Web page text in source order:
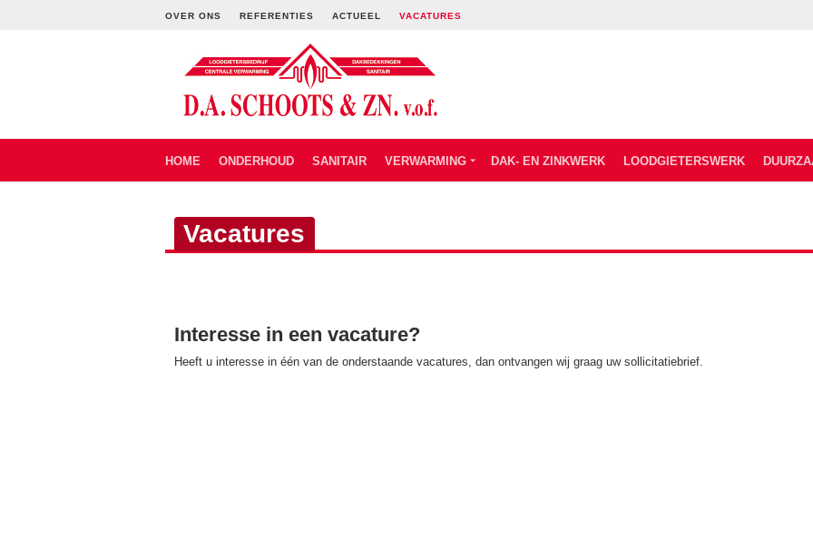
OVER ONS REFERENTIES ACTUEEL VACATURES
HOME ONDERHOUD SANITAIR VERWARMING DAK- EN ZINKWERK LOODGIETERSWERK
Vacatures
Interesse in een vacature?
Heeft u interesse in één van de onderstaande vacatures, dan ontvangen wij graag uw sollicitatiebrief.